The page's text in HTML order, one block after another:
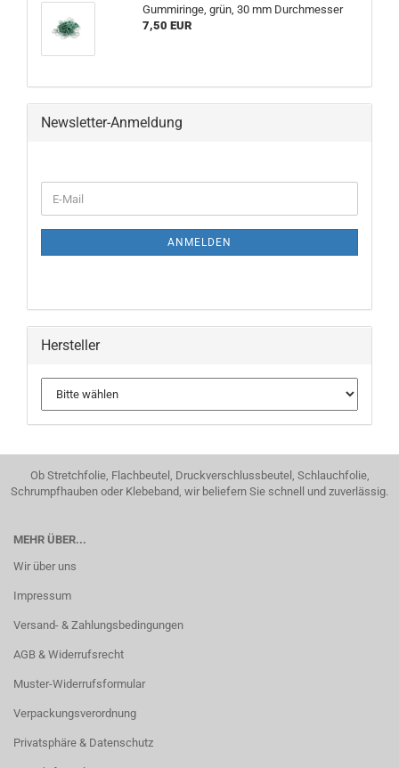
Gummiringe, grün, 30 mm Durchmesser
7,50 EUR
Newsletter-Anmeldung
ZUR
E-
Mail
ANMELDEN
Hersteller
Ob Stretchfolie, Flachbeutel, Druckverschlussbeutel, Schlauchfolie,
Schrumpfhauben oder Klebeband, wir beliefern Sie schnell und zuverlässig.
MEHR ÜBER...
Wir über uns
Impressum
Versand- & Zahlungsbedingungen
AGB & Widerrufsrecht
Muster-Widerrufsformular
Verpackungsverordnung
Privatsphäre & Datenschutz